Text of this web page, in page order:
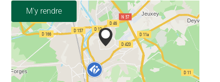
M'y rendre